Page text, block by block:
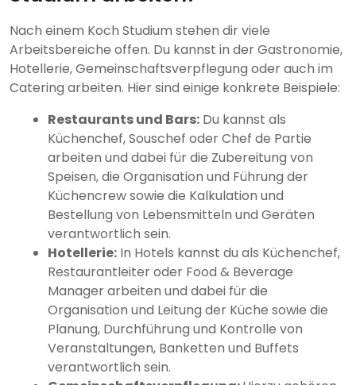
Nach einem Koch Studium stehen dir viele
Arbeitsbereiche offen. Du kannst in der Gastronomie,
Hotellerie, Gemeinschaftsverpflegung oder auch im
Catering arbeiten. Hier sind einige konkrete Beispiele:
Restaurants und Bars: Du kannst als
Küchenchef, Souschef oder Chef de Partie
arbeiten und dabei für die Zubereitung von
Speisen, die Organisation und Führung der
Küchencrew sowie die Kalkulation und
Bestellung von Lebensmitteln und Geräten
verantwortlich sein.
Hotellerie: In Hotels kannst du als Küchenchef,
Restaurantleiter oder Food & Beverage
Manager arbeiten und dabei für die
Organisation und Leitung der Küche sowie die
Planung, Durchführung und Kontrolle von
Veranstaltungen, Banketten und Buffets
verantwortlich sein.